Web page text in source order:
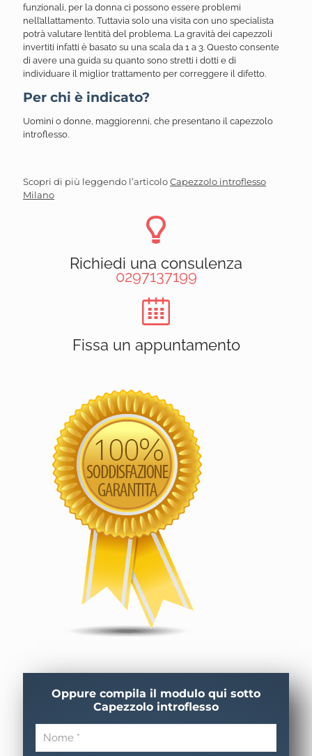
funzionali, per la donna ci possono essere problemi
nell’allattamento. Tuttavia solo una visita con uno specialista
potrà valutare l’entità del problema. La gravità dei capezzoli
invertiti infatti è basato su una scala da 1 a 3. Questo consente
di avere una guida su quanto sono stretti i dotti e di
individuare il miglior trattamento per correggere il difetto.
Per chi è indicato?
Uomini o donne, maggiorenni, che presentano il capezzolo
introflesso.
Scopri di più leggendo l’articoloCapezzolo introflesso
Milano
Richiedi una consulenza
0297137199
Fissa un appuntamento
Oppure compila il modulo qui sotto
Capezzolo introflesso